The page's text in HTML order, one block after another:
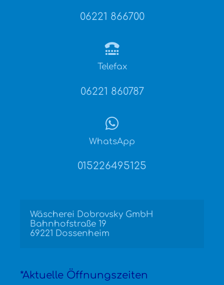
06221 866700
Telefax
06221 860787
WhatsApp
015226495125
Wäscherei Dobrovsky GmbH
Bahnhofstraße 19
69221 Dossenheim
*Aktuelle Öffnungszeiten